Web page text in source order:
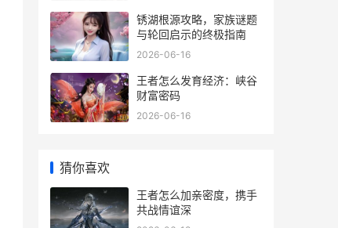
锈湖根源攻略，家族谜题
与轮回启示的终极指南
2026-06-16
王者怎么发育经济：峡谷
财富密码
2026-06-16
猜你喜欢
王者怎么加亲密度，携手
共战情谊深